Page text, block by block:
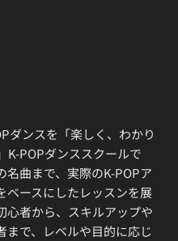
ダンスを「楽しく、わかり
K-POPダンススクールで
名曲まで、実際のK-POPア
ベースにしたレッスンを展
心者から、スキルアップや
まで、レベルや目的に応じ